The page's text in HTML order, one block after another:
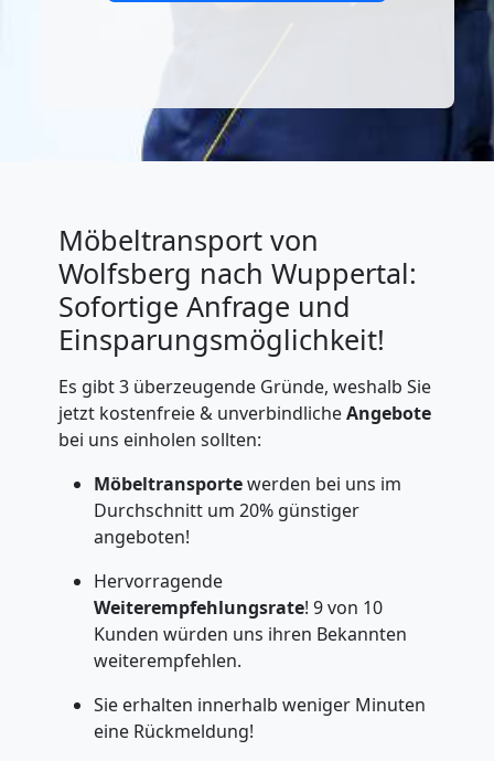
Möbeltransport von
Wolfsberg nach Wuppertal:
Sofortige Anfrage und
Einsparungsmöglichkeit!
Es gibt 3 überzeugende Gründe, weshalb Sie
jetzt kostenfreie & unverbindlicheAngebote
bei uns einholen sollten:
Möbeltransportewerden bei uns im
Durchschnitt um 20% günstiger
angeboten!
Hervorragende
Weiterempfehlungsrate! 9 von 10
Kunden würden uns ihren Bekannten
weiterempfehlen.
Sie erhalten innerhalb weniger Minuten
eine Rückmeldung!